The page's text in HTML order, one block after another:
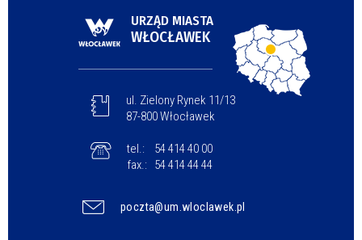
URZĄD MIASTA
WŁOCŁAWEK
ul. Zielony Rynek 11/13
87-800 Włocławek
tel.:
54 414 40 00
fax.:
54 414 44 44
poczta@um.wloclawek.pl